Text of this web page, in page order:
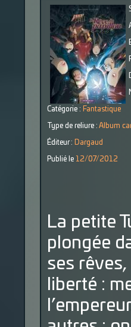
Catégorie : Fantastique
Type de reliure : Album
Éditeur : Dargaud
Publié le 12/07/2012
La petite
plongée
ses rêves,
liberté :